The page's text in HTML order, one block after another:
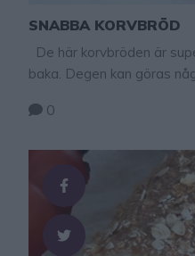
SNABBA KORVBRÖD
De här korvbröden är
baka. Degen kan göras
på grillen, men tänk på att
gräddningen. Tips! Baka
– klicka här …
0